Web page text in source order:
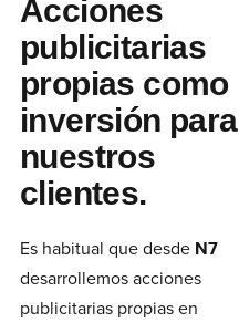
Acciones
publicitarias
propias como
inversión para
nuestros
clientes.
Es habitual que desde N7
desarrollemos acciones
publicitarias propias en